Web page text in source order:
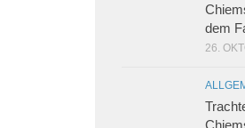
dem
26.